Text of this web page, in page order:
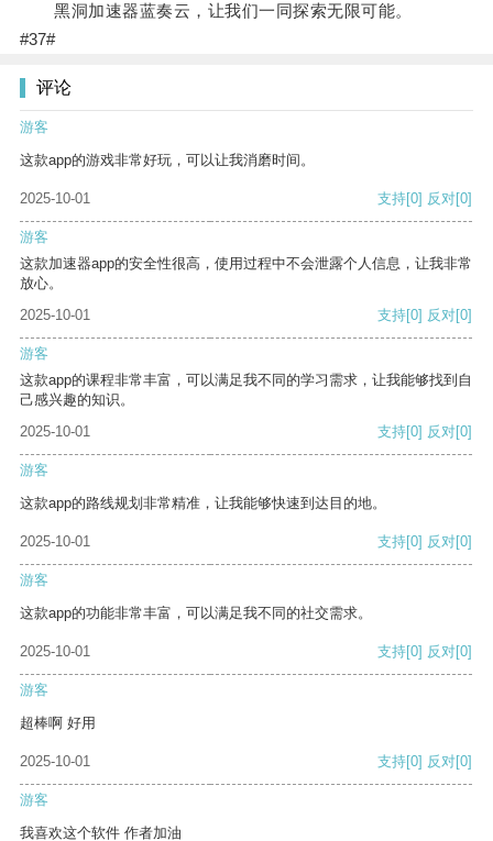
黑洞加速器蓝奏云，让我们一同探索无限可能。
#37#
评论
游客
这款app的游戏非常好玩，可以让我消磨时间。
2025-10-01 支持[0] 反对[0]
游客
这款加速器app的安全性很高，使用过程中不会泄露个人信息，让我非常
放心。
2025-10-01
支持[0] 反对[0]
游客
这款app的课程非常丰富，可以满足我不同的学习需求，让我能够找到自
己感兴趣的知识。
2025-10-01
支持[0] 反对[0]
游客
这款app的路线规划非常精准，让我能够快速到达目的地。
2025-10-01 支持[0] 反对[0]
游客
这款app的功能非常丰富，可以满足我不同的社交需求。
2025-10-01 支持[0] 反对[0]
游客
超棒啊 好用
2025-10-01 支持[0] 反对[0]
游客
我喜欢这个软件 作者加油